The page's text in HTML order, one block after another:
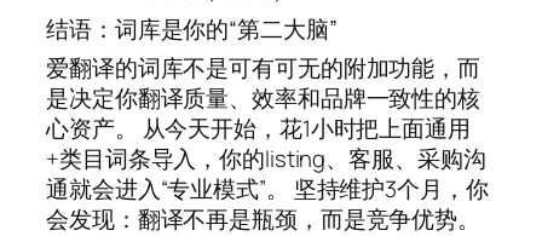
结语：词库是你的“第二大脑”
爱翻译的词库不是可有可无的附加功能，而
是决定你翻译质量、效率和品牌一致性的核
心资产。 从今天开始，花1小时把上面通用
+类目词条导入，你的listing、客服、采购沟
通就会进入“专业模式”。 坚持维护3个月，你
会发现：翻译不再是瓶颈，而是竞争优势。